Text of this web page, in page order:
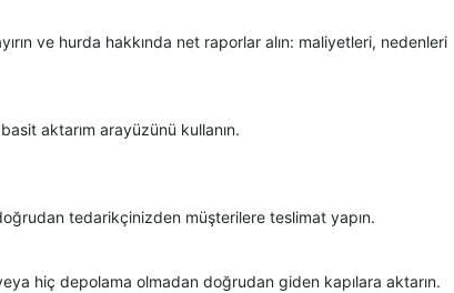
ve hurda hakkında net raporlar alın: maliyetleri, nedenleri
aktarım arayüzünü kullanın.
tedarikçinizden müşterilere teslimat yapın.
hiç depolama olmadan doğrudan giden kapılara aktarın.